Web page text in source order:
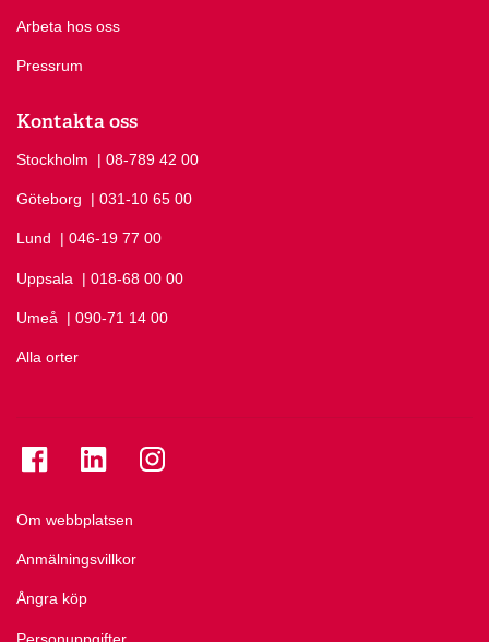
Arbeta hos oss
Pressrum
Kontakta oss
Stockholm Ring Stockholm på
| 08-789 42 00
Göteborg Ring Göteborg på
| 031-10 65 00
Lund Ring Lund på
| 046-19 77 00
Uppsala Ring Uppsala på
| 018-68 00 00
Umeå Ring Umeå på
| 090-71 14 00
Alla orter
Om webbplatsen
Anmälningsvillkor
Ångra köp
Personuppgifter
Se folkuniversitetet på Facebook
Se folkuniversitetet på LinkedIn